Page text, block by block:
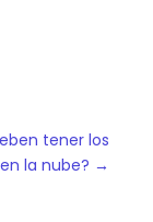
tener los
la nube? →